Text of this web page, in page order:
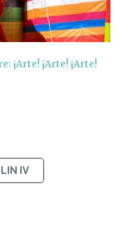
¡Arte! ¡Arte! ¡Arte!
IV